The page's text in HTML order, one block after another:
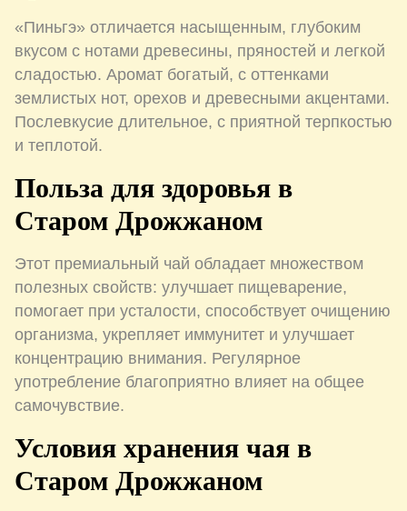
«Пиньгэ» отличается насыщенным, глубоким
вкусом с нотами древесины, пряностей и легкой
сладостью. Аромат богатый, с оттенками
землистых нот, орехов и древесными акцентами.
Послевкусие длительное, с приятной терпкостью
и теплотой.
Польза для здоровья в
Старом Дрожжаном
Этот премиальный чай обладает множеством
полезных свойств: улучшает пищеварение,
помогает при усталости, способствует очищению
организма, укрепляет иммунитет и улучшает
концентрацию внимания. Регулярное
употребление благоприятно влияет на общее
самочувствие.
Условия хранения чая в
Старом Дрожжаном